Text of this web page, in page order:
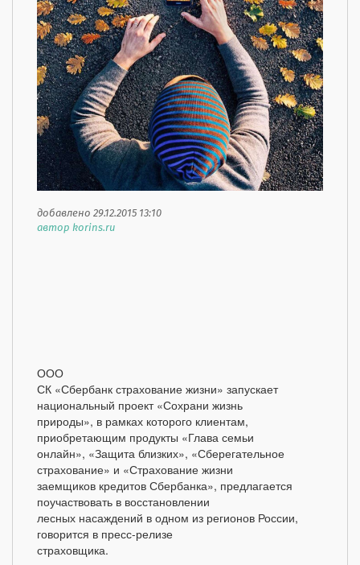
добавлено 29.12.2015 13:10
автор korins.ru
ООО
СК «Сбербанк страхование жизни» запускает
национальный проект «Сохрани жизнь
природы», в рамках которого клиентам,
приобретающим продукты «Глава семьи
онлайн», «Защита близких», «Сберегательное
страхование» и «Страхование жизни
заемщиков кредитов Сбербанка», предлагается
поучаствовать в восстановлении
лесных насаждений в одном из регионов России,
говорится в пресс-релизе
страховщика.